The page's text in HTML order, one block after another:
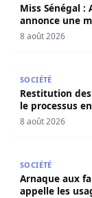
Miss Sénégal
annonce une
8 août 2026
SOCIÉTÉ
Restitution
le processus
8 août 2026
SOCIÉTÉ
Arnaque aux
appelle les